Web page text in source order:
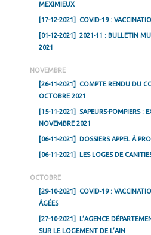
MEXIMIEUX
[17-12-2021] COVID-19 :
[01-12-2021]
2021-11 : BULLETIN
2021
NOVEMBRE
[26-11-2021]
COMPTE RENDU DU
OCTOBRE 2021
[15-11-2021]
SAPEURS-POMPIERS :
NOVEMBRE 2021
[06-11-2021] DOSSIERS APPEL À
[06-11-2021] LES LOGES DE
OCTOBRE
[29-10-2021]
COVID-19 :
ÂGÉES
[27-10-2021]
L’AGENCE
SUR LE LOGEMENT DE L’AIN